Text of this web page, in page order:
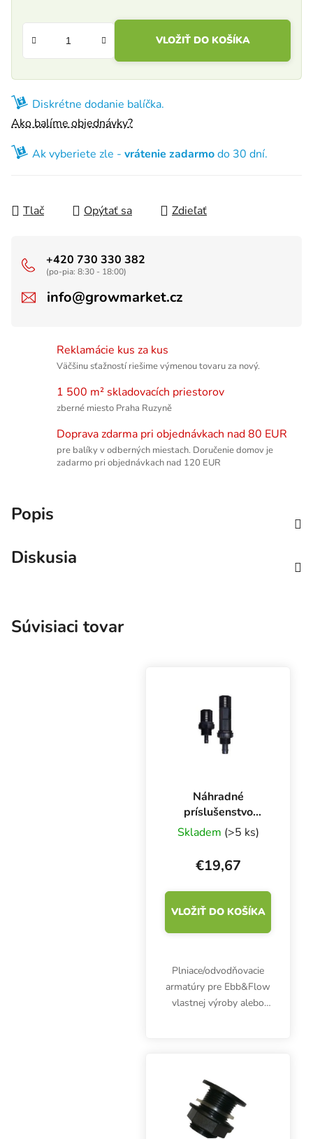
VLOŽIŤ DO KOŠÍKA
Diskrétne dodanie balíčka.
Ako balíme objednávky?
Ak vyberiete zle - vrátenie zadarmodo 30 dní.
Tlač Opýtať sa Zdieľať
+420 730 330 382
(po-pia: 8:30 - 18:00)
info@growmarket.cz
Reklamácie kus za kus
Väčšinu sťažností riešime výmenou tovaru za nový.
1 500 m² skladovacích priestorov
zberné miesto Praha Ruzyně
Doprava zdarma pri objednávkach nad 80 EUR
pre balíky v odberných miestach. Doručenie domov je
zadarmo pri objednávkach nad 120 EUR
Popis
Diskusia
Súvisiaci tovar
Náhradné
príslušenstvo
Terra Aquatica
Ebb&Grow
Skladem (>5 ks)
€19,67
VLOŽIŤ DO KOŠÍKA
Plniace/odvodňovacie
armatúry pre Ebb&Flow
vlastnej výroby alebo